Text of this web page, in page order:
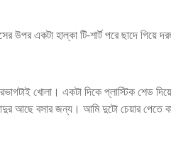
উপর একটা হাল্কা টি-শার্ট পরে ছাদে
খোলা। একটা দিকে প্লাস্টিক শেড
আছে বসার জন্য। আমি দুটো চেয়ার